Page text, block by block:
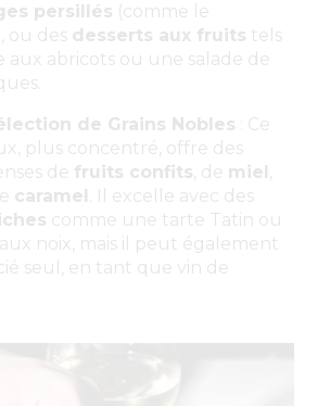
persillés (comme le
ou des desserts aux fruits tels
aux abricots ou une salade de
de Grains Nobles : Ce
plus concentré, offre des
de fruits confits , de miel
caramel
. Il excelle avec des
comme une tarte Tatin ou
noix, mais il peut également
seul, en tant que vin de